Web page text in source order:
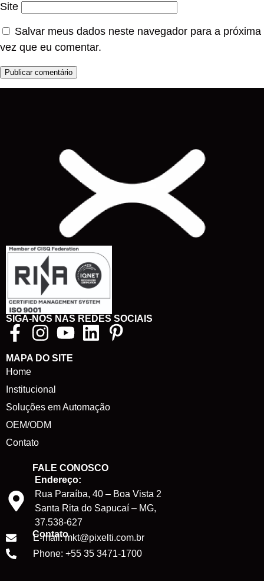
Site
Salvar meus dados neste navegador para a próxima
vez que eu comentar.
SIGA-NOS NAS REDES SOCIAIS
MAPA DO SITE
Home
Institucional
Soluções em Automação
OEM/ODM
Contato
FALE CONOSCO
Endereço:
Rua Paraíba, 40 – Boa Vista 2
Santa Rita do Sapucaí – MG,
37.538-627
Contato
E-mail: mkt@pixelti.com.br
Phone: +55 35 3471-1700